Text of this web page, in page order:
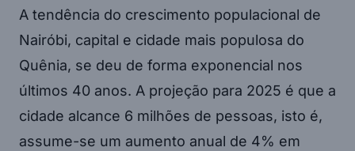
A tendência do crescimento populacional de
Nairóbi, capital e cidade mais populosa do
Quênia, se deu de forma exponencial nos
últimos 40 anos. A projeção para 2025 é que a
cidade alcance 6 milhões de pessoas, isto é,
assume-se um aumento anual de 4% em